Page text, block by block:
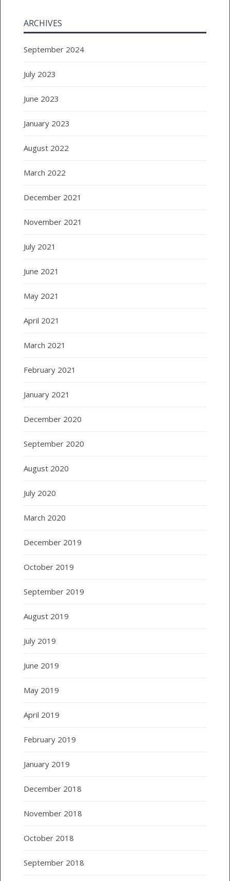
ARCHIVES
September 2024
July 2023
June 2023
January 2023
August 2022
March 2022
December 2021
November 2021
July 2021
June 2021
May 2021
April 2021
March 2021
February 2021
January 2021
December 2020
September 2020
August 2020
July 2020
March 2020
December 2019
October 2019
September 2019
August 2019
July 2019
June 2019
May 2019
April 2019
February 2019
January 2019
December 2018
November 2018
October 2018
September 2018